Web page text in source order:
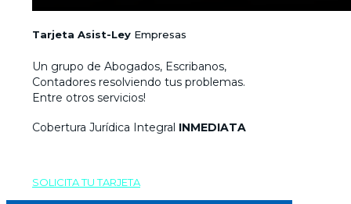
Tarjeta Asist-Ley Empresas
Un grupo de Abogados, Escribanos,
Contadores resolviendo tus problemas.
Entre otros servicios!
Cobertura Jurídica Integral INMEDIATA
SOLICITA TU TARJETA